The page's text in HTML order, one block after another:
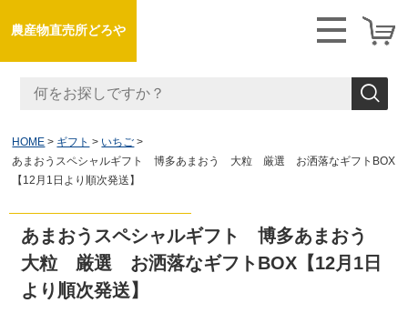
農産物直売所どろや
HOME ギフト
いちご
あまおうスペシャルギフト 博多あまおう 大粒 厳選 お洒落なギフトBOX
【12月1日より順次発送】
あまおうスペシャルギフト 博多あまおう
大粒 厳選 お洒落なギフトBOX【12月1日
より順次発送】